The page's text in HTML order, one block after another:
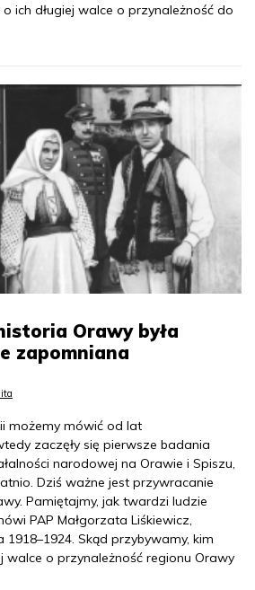
ich długiej walce o przynależność do
Orawy była
zapomniana
możemy mówić od lat
zaczęły się pierwsze badania
narodowej na Orawie i Spiszu,
Dziś ważne jest przywracanie
Pamiętajmy, jak twardzi ludzie
PAP Małgorzata Liśkiewicz,
1918–1924. Skąd przybywamy, kim
walce o przynależność regionu Orawy